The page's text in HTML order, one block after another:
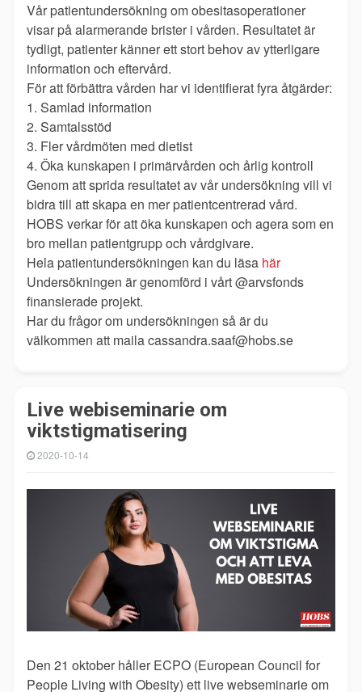
Vår patientundersökning om obesitasoperationer
visar på alarmerande brister i vården. Resultatet är
tydligt, patienter känner ett stort behov av ytterligare
information och eftervård.
För att förbättra vården har vi identifierat fyra åtgärder:
1. Samlad information
2. Samtalsstöd
3. Fler vårdmöten med dietist
4. Öka kunskapen i primärvården och årlig kontroll
Genom att sprida resultatet av vår undersökning vill vi
bidra till att skapa en mer patientcentrerad vård.
HOBS verkar för att öka kunskapen och agera som en
bro mellan patientgrupp och vårdgivare.
Hela patientundersökningen kan du läsa här
Undersökningen är genomförd i vårt @arvsfonds
finansierade projekt.
Har du frågor om undersökningen så är du
välkommen att maila cassandra.saaf@hobs.se
Live webiseminarie om
viktstigmatisering
2020-10-14
Den 21 oktober håller ECPO (European Council for
People Living with Obesity) ett live webseminarie om